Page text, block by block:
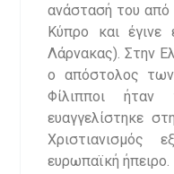
ανάστασή του από
Κύπρο και έγινε
Λάρνακας). Στην
ο απόστολος
Φίλιπποι
ευαγγελίστηκε
Χριστιανισμός
ευρωπαϊκή ήπειρο.